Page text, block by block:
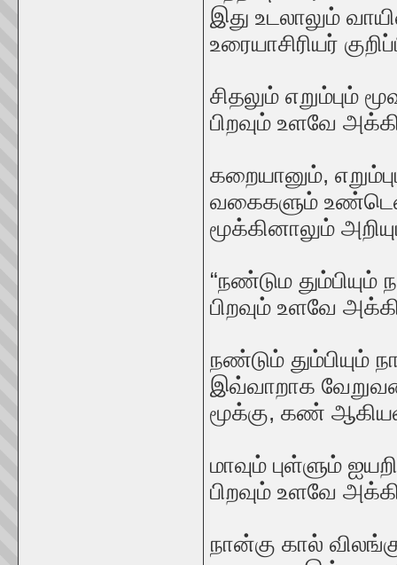
இது உடலாலும்
உரையாசிரியர்
சிதலும் எறும்பும்
பிறவும் உளவே
கறையானும்,
வகைகளும்
மூக்கினாலும்
“நண்டும
பிறவும் உளவே
நண்டும்
இவ்வாறாக
மூக்கு, கண்
மாவும் புள்ளும்
பிறவும் உளவே
நான்கு கால்